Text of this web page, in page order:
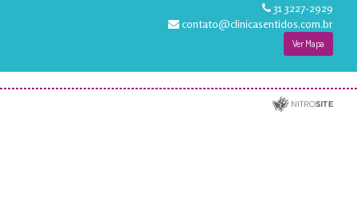
31 3227-2929
contato@clinicasentidos.com.br
Ver Mapa